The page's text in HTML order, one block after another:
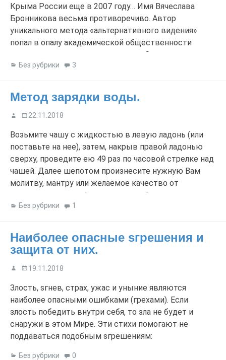
Крыма России еще в 2007 году… Имя Вячеслава
Бронникова весьма противоречиво. Автор
уникального метода «альтернативного видения»
попал в опалу академической общественности
вместе с научным руководителем Санкт-
Петербургского института мозга человека, Натальей
способность на протяжении нескольких лет, в том
числе, благодаря гранту Президента России. Однако
оба вышли из […]
Без рубрики 3
Метод зарядки воды.
22.11.2018
Возьмите чашу с жидкостью в левую ладонь (или
поставьте на нее), затем, накрыв правой ладонью
сверху, проведите ею 49 раз по часо­вой стрелке над
чашей. Далее шепотом произнесите нужную Вам
молитву, мантру или желаемое качество от
выпитого в дальнейшем не менее 3-х раз.
Прикройте ладонью чашу и с силой встряхните,
Без рубрики 1
Наиболее опасные sгрешения и
защита от них.
19.11.2018
Злость, sгнев, страх, ужас и уныние являются
наиболее опасными ошибками (грехами). Если
злость победить внутри себя, то зла не будет и
снаружи в этом Мире. Эти стихи помогают не
поддаваться подобным sгрешениям:
Без рубрики 0